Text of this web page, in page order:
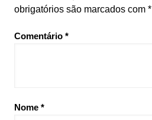
obrigatórios são marcados com *
Comentário *
Nome *